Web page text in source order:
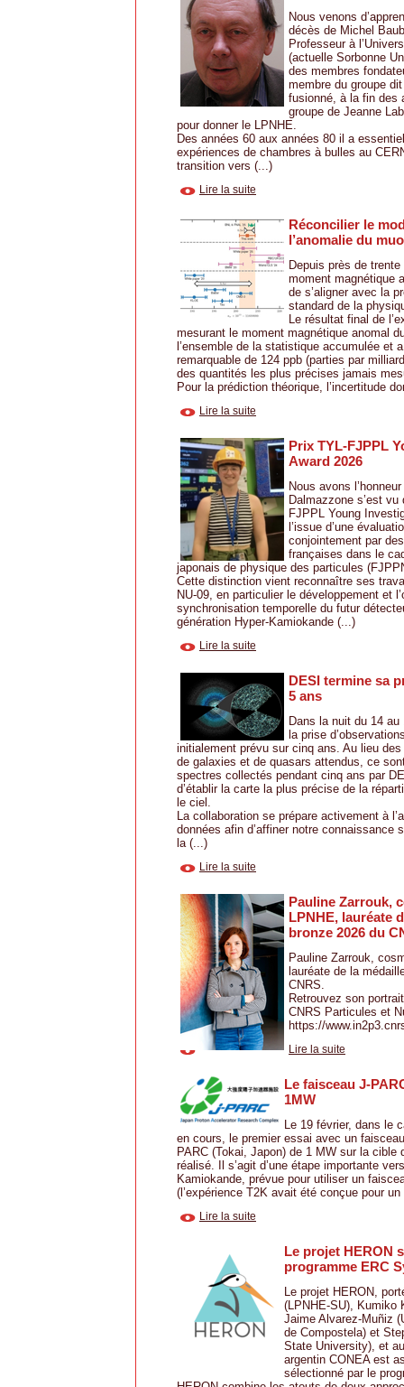
Nous venons
décès de Michel
Professeur à
(actuelle Sorbonne
des membres
membre du groupe
fusionné, à la fin des
groupe de Jeanne
pour donner le LPNHE.
Des années 60 aux années 80 il a
expériences de chambres à bulles au
transition vers (...)
Lire la suite
Réconcilier le
l’anomalie du
Depuis près de
moment magnétique
de s’aligner avec la
standard de la
Le résultat final de
mesurant le moment magnétique anomal
l’ensemble de la statistique accumulée et
remarquable de 124 ppb (parties par
des quantités les plus précises jamais
Pour la prédiction théorique, l’incertitude
Lire la suite
Prix TYL-FJPPL
Award 2026
Nous avons
Dalmazzone s’est
FJPPL Young
l’issue d’une
conjointement par
françaises dans le
japonais de physique des particules
Cette distinction vient reconnaître ses
NU-09, en particulier le développement et
synchronisation temporelle du futur
génération Hyper-Kamiokande (...)
Lire la suite
DESI termine sa
5 ans
Dans la nuit du 14
la prise
initialement prévu sur cinq ans. Au lieu
de galaxies et de quasars attendus, ce
spectres collectés pendant cinq ans par
d’établir la carte la plus précise de la
le ciel.
La collaboration se prépare activement à
données afin d’affiner notre connaissance
la (...)
Lire la suite
Pauline Zarrouk,
LPNHE, lauréate
bronze 2026 du
Pauline Zarrouk,
lauréate de la
CNRS.
Retrouvez son
CNRS Particules et
https://
Lire la suite
Le faisceau J-
1MW
Le 19 février, dans le
en cours, le premier essai avec un
PARC (Tokai, Japon) de 1 MW sur la cible
réalisé. Il s’agit d’une étape importante
Kamiokande, prévue pour utiliser un
(l’expérience T2K avait été conçue pour
Lire la suite
Le projet HERON
programme ERC
Le projet HERON,
(LPNHE-SU), Kumiko
Jaime Alvarez-Muñiz
de Compostela) et
State University), et
argentin CONEA est
sélectionné par le